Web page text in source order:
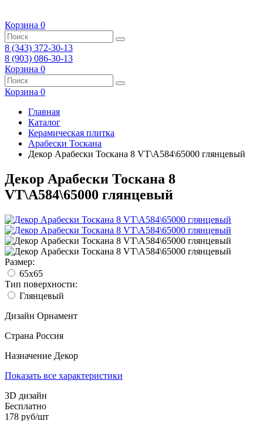
Корзина 0
8 (343) 372-30-13
8 (903) 086-30-13
Корзина 0
Корзина 0
Главная
Каталог
Керамическая плитка
Арабески Тоскана
Декор Арабески Тоскана 8 VT\A584\65000 глянцевый
Декор Арабески Тоскана 8
VT\A584\65000 глянцевый
Размер:
65x65
Тип поверхности:
Глянцевый
Дизайн Орнамент
Страна Россия
Назначение Декор
Показать все характеристики
3D дизайн
Бесплатно
178 руб/шт